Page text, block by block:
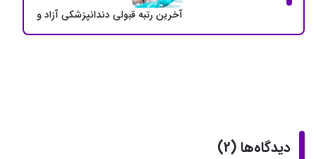
آخرین رتبه قبولی دندانپزشکی آزاد و دولتی +
دیدگاه‌ها (2)